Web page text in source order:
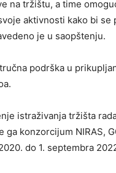
na tržištu, a time
aktivnosti kako bi
je u saopštenju.
podrška u
istraživanja tržišta
konzorcijum NIRAS,
do 1. septembra